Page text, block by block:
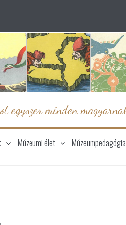
egyszer minden
Múzeumi élet Múzeumpedagógia